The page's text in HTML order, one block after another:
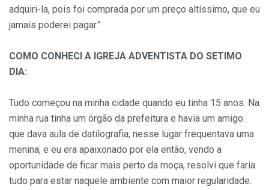
adquiri-la, pois foi comprada por um preço altíssimo, que eu
jamais poderei pagar.”
COMO CONHECI A IGREJA ADVENTISTA DO SETIMO
DIA:
Tudo começou na minha cidade quando eu tinha 15 anos. Na
minha rua tinha um órgão da prefeitura e havia um amigo
que dava aula de datilografia; nesse lugar frequentava uma
menina; e eu era apaixonado por ela então, vendo a
oportunidade de ficar mais perto da moça, resolvi que faria
tudo para estar naquele ambiente com maior regularidade.